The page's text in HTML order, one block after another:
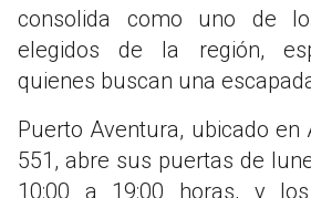
consolida como uno de
elegidos de la región,
quienes buscan una
Puerto Aventura, ubicado en
551, abre sus puertas de
10:00 a 19:00 horas, y